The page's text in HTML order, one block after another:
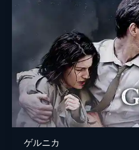
ゲルニカ